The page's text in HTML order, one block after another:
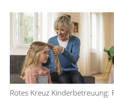
Rotes Kreuz Kinderbetreuung: